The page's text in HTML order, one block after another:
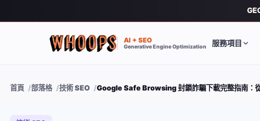
AI + SEO
Generative Engine Optimization 服務項目
首頁 部落格 技術 SEO Google Safe Browsing 封鎖詐騙下載完整指南：